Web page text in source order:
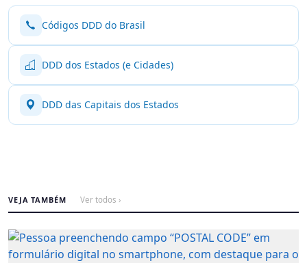
Códigos DDD do Brasil
DDD dos Estados (e Cidades)
DDD das Capitais dos Estados
VEJA TAMBÉM Ver todos ›